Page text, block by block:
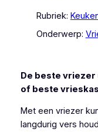
Rubriek:
Onderwerp:
De beste
of beste
Met een vriezer
langdurig vers